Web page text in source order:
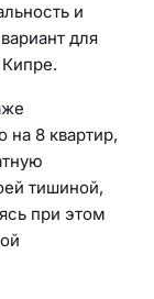
и
для
на 8 квартир,
тишиной,
при этом